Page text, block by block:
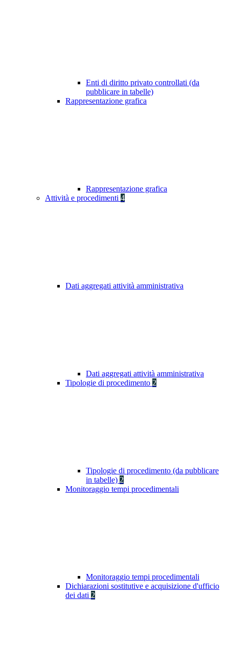
Enti di diritto privato controllati (da
pubblicare in tabelle)
Rappresentazione grafica
Rappresentazione grafica
Attività e procedimenti 4
Dati aggregati attività amministrativa
Dati aggregati attività amministrativa
Tipologie di procedimento 2
Tipologie di procedimento (da pubblicare
in tabelle) 2
Monitoraggio tempi procedimentali
Monitoraggio tempi procedimentali
Dichiarazioni sostitutive e acquisizione d'ufficio
dei dati 2